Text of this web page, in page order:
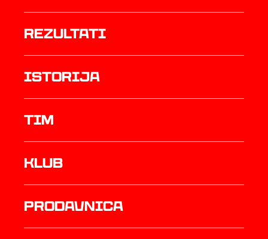
rezultati
istorija
TIM
Klub
prodavnica